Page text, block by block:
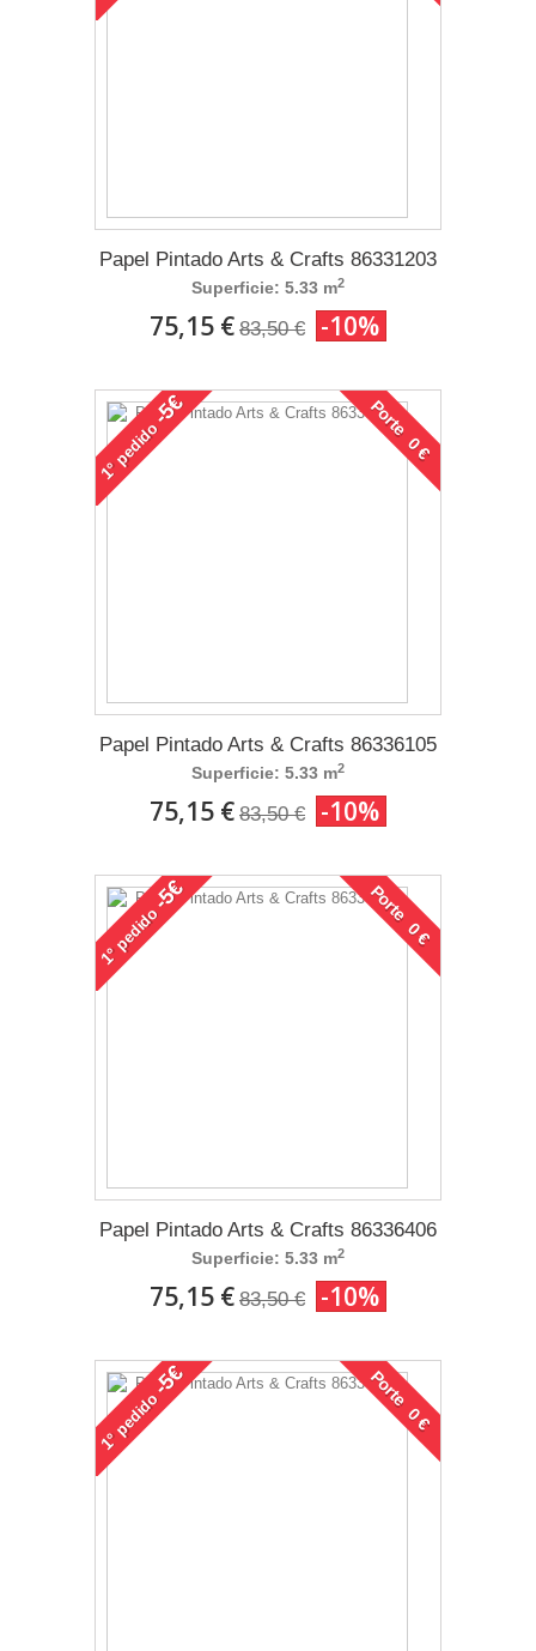
Papel Pintado Arts & Crafts 86331203
Superficie: 5.33 m2
75,15 € 83,50 € -10%
1°
pedido
-5€ Porte 0 €
Papel Pintado Arts & Crafts 86336105
Superficie: 5.33 m2
75,15 € 83,50 € -10%
1°
pedido
-5€ Porte 0 €
Papel Pintado Arts & Crafts 86336406
Superficie: 5.33 m2
75,15 € 83,50 € -10%
1°
pedido
-5€ Porte 0 €